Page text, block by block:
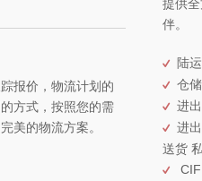
报价，物流计划的
方式，按照您的需
美的物流方案。
提供
伴。
陆
仓
进
进
送货